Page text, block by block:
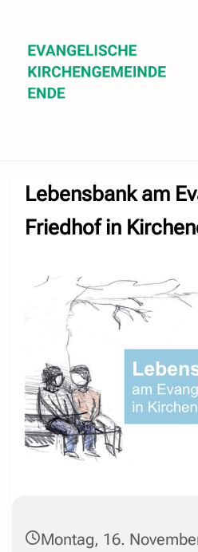
Lebensbank am
Friedhof in
Montag, 16.